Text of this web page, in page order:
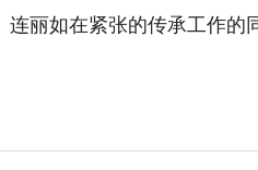
连丽如在紧张的传承工作的